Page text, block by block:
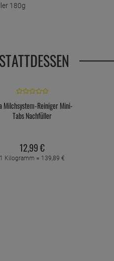
180g
Milchsystem-Reiniger Mini-
Tabs Nachfüller
12,99€
1 Kilogramm = 139, 89 €